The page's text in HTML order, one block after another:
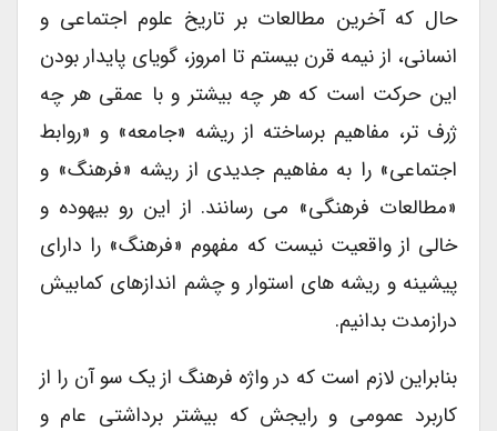
حال که آخرین مطالعات بر تاریخ علوم اجتماعی و
انسانی، از نیمه قرن بیستم تا امروز، گویای پایدار بودن
این حرکت است که هر چه بیشتر و با عمقی هر چه
ژرف تر، مفاهیم برساخته از ریشه «جامعه» و «روابط
اجتماعی» را به مفاهیم جدیدی از ریشه «فرهنگ» و
«مطالعات فرهنگی» می رسانند. از این رو بیهوده و
خالی از واقعیت نیست که مفهوم «فرهنگ» را دارای
پیشینه و ریشه های استوار و چشم اندازهای کمابیش
درازمدت بدانیم.
بنابراین لازم است که در واژه فرهنگ از یک سو آن را از
کاربرد عمومی و رایجش که بیشتر برداشتی عام و